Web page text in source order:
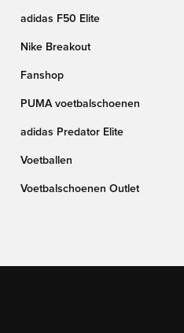
adidas F50 Elite
Nike Breakout
Fanshop
PUMA voetbalschoenen
adidas Predator Elite
Voetballen
Voetbalschoenen Outlet